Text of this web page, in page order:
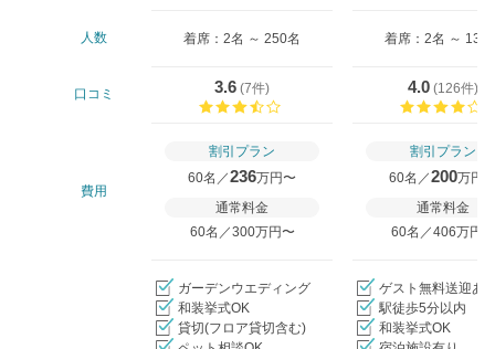
人数 着席：2名 ～ 250名 着席：2名 ～ 130
口コミ 3.6 (7件)
4.0 (126件)
費用
割引プラン
60名／236万円〜
通常料金
60名／300万円〜
割引プラン
60名／200万円
通常料金
60名／406万円〜
ガーデンウエディング
和装挙式OK
貸切(フロア貸切含む)
ゲスト無料送迎あ
駅徒歩5分以内
和装挙式OK